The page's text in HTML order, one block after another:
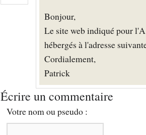
Bonjour,
Le site web indiqué pour
hébergés à l'adresse
Cordialement,
Patrick
Écrire un commentaire
Votre nom ou pseudo :